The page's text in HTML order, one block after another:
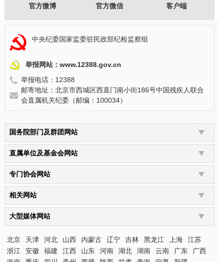
官方微博 官方微信 客户端
中央纪委国家监委驻民政部纪检监察组
举报网站：www.12388.gov.cn
举报电话：12388
邮寄地址：北京市西城区西直门南小街186号中国残疾人联合
会直属机关纪委（邮编：100034）
北京 天津 河北 山西 内蒙古 辽宁 吉林 黑龙江 上海
江苏
浙江
安徽 福建 江西 山东 河南 湖北 湖南 云南 广东
广西